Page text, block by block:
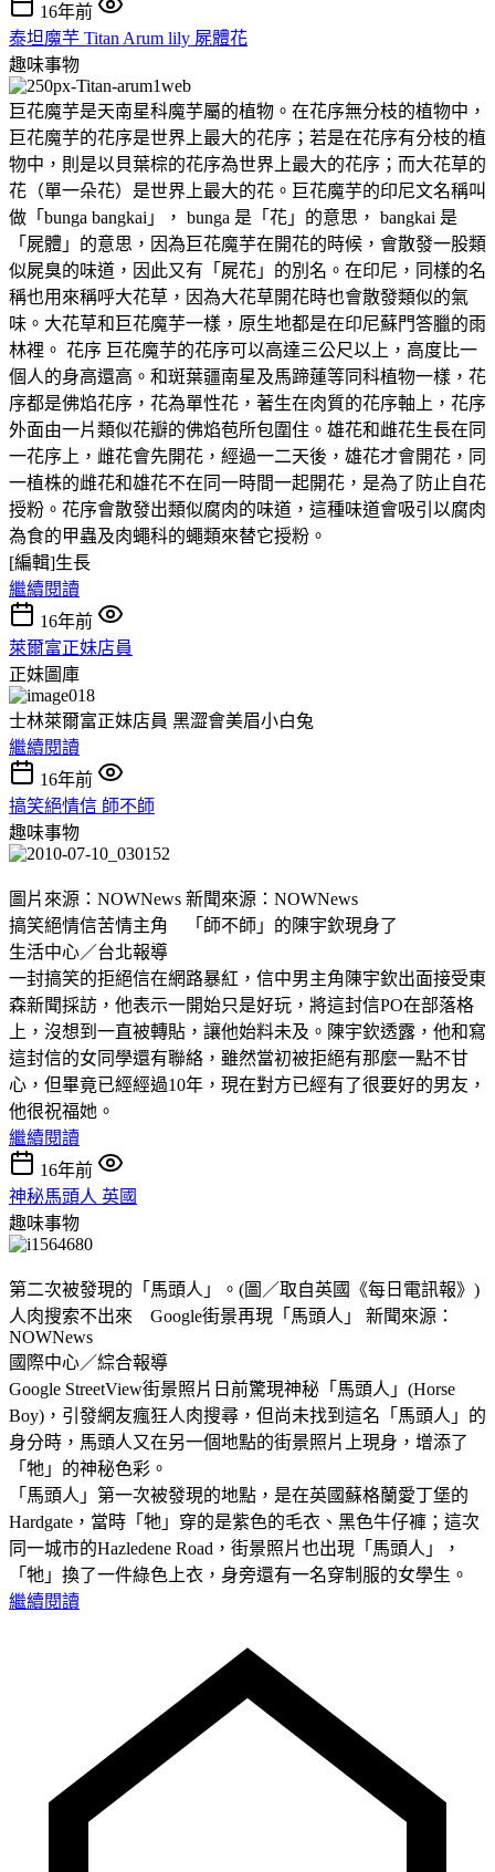
16年前
泰坦魔芋 Titan Arum lily 屍體花
趣味事物
巨花魔芋是天南星科魔芋屬的植物。在花序無分枝的植物中，
巨花魔芋的花序是世界上最大的花序；若是在花序有分枝的植
物中，則是以貝葉棕的花序為世界上最大的花序；而大花草的
花（單一朵花）是世界上最大的花。巨花魔芋的印尼文名稱叫
做「bunga bangkai」， bunga 是「花」的意思， bangkai 是
「屍體」的意思，因為巨花魔芋在開花的時候，會散發一股類
似屍臭的味道，因此又有「屍花」的別名。在印尼，同樣的名
稱也用來稱呼大花草，因為大花草開花時也會散發類似的氣
味。大花草和巨花魔芋一樣，原生地都是在印尼蘇門答臘的雨
林裡。 花序 巨花魔芋的花序可以高達三公尺以上，高度比一
個人的身高還高。和斑葉疆南星及馬蹄蓮等同科植物一樣，花
序都是佛焰花序，花為單性花，著生在肉質的花序軸上，花序
外面由一片類似花瓣的佛焰苞所包圍住。雄花和雌花生長在同
一花序上，雌花會先開花，經過一二天後，雄花才會開花，同
一植株的雌花和雄花不在同一時間一起開花，是為了防止自花
授粉。花序會散發出類似腐肉的味道，這種味道會吸引以腐肉
為食的甲蟲及肉蠅科的蠅類來替它授粉。
[編輯]生長
繼續閱讀
16年前
萊爾富正妹店員
正妹圖庫
士林萊爾富正妹店員 黑澀會美眉小白兔
繼續閱讀
16年前
搞笑絕情信 師不師
趣味事物
圖片來源：NOWNews 新聞來源：NOWNews
搞笑絕情信苦情主角 「師不師」的陳宇欽現身了
生活中心／台北報導
一封搞笑的拒絕信在網路暴紅，信中男主角陳宇欽出面接受東
森新聞採訪，他表示一開始只是好玩，將這封信PO在部落格
上，沒想到一直被轉貼，讓他始料未及。陳宇欽透露，他和寫
這封信的女同學還有聯絡，雖然當初被拒絕有那麼一點不甘
心，但畢竟已經經過10年，現在對方已經有了很要好的男友，
他很祝福她。
繼續閱讀
16年前
神秘馬頭人 英國
趣味事物
第二次被發現的「馬頭人」。(圖／取自英國《每日電訊報》)
人肉搜索不出來 Google街景再現「馬頭人」 新聞來源：
NOWNews
國際中心／綜合報導
Google StreetView街景照片日前驚現神秘「馬頭人」(Horse
Boy)，引發網友瘋狂人肉搜尋，但尚未找到這名「馬頭人」的
身分時，馬頭人又在另一個地點的街景照片上現身，增添了
「牠」的神秘色彩。
「馬頭人」第一次被發現的地點，是在英國蘇格蘭愛丁堡的
Hardgate，當時「牠」穿的是紫色的毛衣、黑色牛仔褲；這次
同一城市的Hazledene Road，街景照片也出現「馬頭人」，
「牠」換了一件綠色上衣，身旁還有一名穿制服的女學生。
繼續閱讀